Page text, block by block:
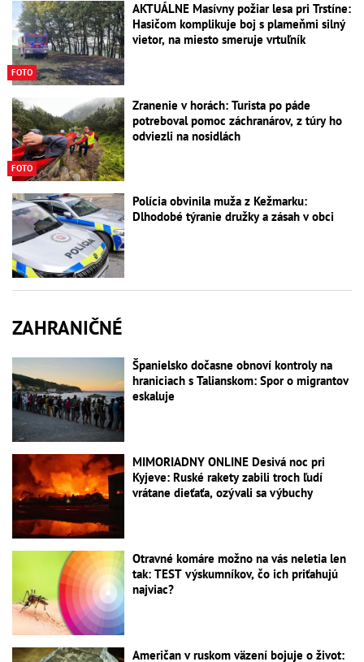
FOTO
AKTUÁLNE Masívny požiar lesa pri Trstíne:
Hasičom komplikuje boj s plameňmi silný
vietor, na miesto smeruje vrtuľník
FOTO
Zranenie v horách: Turista po páde
potreboval pomoc záchranárov, z túry ho
odviezli na nosidlách
Polícia obvinila muža z Kežmarku:
Dlhodobé týranie družky a zásah v obci
ZAHRANIČNÉ
Španielsko dočasne obnoví kontroly na
hraniciach s Talianskom: Spor o migrantov
eskaluje
MIMORIADNY ONLINE Desivá noc pri
Kyjeve: Ruské rakety zabili troch ľudí
vrátane dieťaťa, ozývali sa výbuchy
Otravné komáre možno na vás neletia len
tak: TEST výskumníkov, čo ich priťahujú
najviac?
Američan v ruskom väzení bojuje o život: